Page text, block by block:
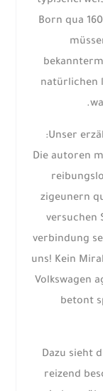
Born qua
natürlichen
Unser
Die autoren
zigeunern
versuchen
verbindung
uns! Kein
Volkswagen
betont
Dazu sieht
reizend